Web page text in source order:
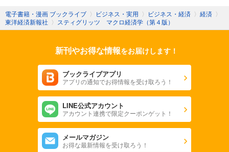
電子書籍・漫画 ブックライブ 〉 ビジネス・実用 〉 ビジネス・経済 〉 経済 〉
東洋経済新報社 〉 スティグリッツ マクロ経済学（第４版）
新刊やお得な情報をお届けします！
ブックライブアプリ
アプリの通知でお得情報を受け取ろう！
LINE公式アカウント
アカウント連携で限定クーポンゲット！
メールマガジン
お得な最新情報を受け取ろう！